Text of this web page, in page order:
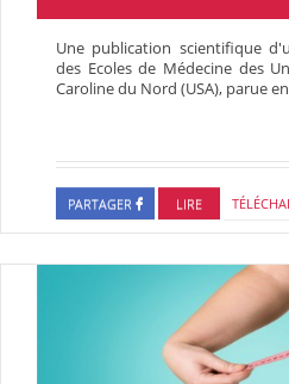
Une publication scientifique
des Ecoles de Médecine des
Caroline du Nord (USA), parue
PARTAGER LIRE